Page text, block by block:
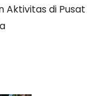
Aktivitas di Pusat